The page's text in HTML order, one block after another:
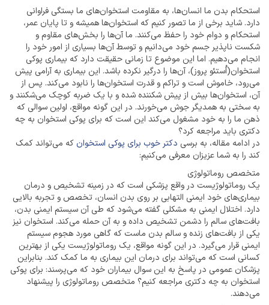
استحکام بدن ما انسان‌ها، به مقاومت استخوان‌های ما بستگی فراوانی
دارد. شاید برخی از ما تصور کنیم که استخوان‌ها همیشه و تا پایان عمر،
استحکام و دوام خود را حفظ می‌کنند. ما آن‌ها را بخش‌های مقاوم و
شکست ناپذیر جسم خود می‌دانیم و توسط آن‌ها بسیاری از امور خود را
انجام می‌دهیم. اما این موضوع تا زمانی حقیقت دارد که بیماری پوکی
استخوان(اُستئو پروز)، آن‌ها را درگیر نکرده باشد. این بیماری به آرامی پیش
می‌رود، خاموش است و تراکم و قدرت استخوان‌ها را نابود می‌کند. پس از
آن، استخوان‌ها بیش از پیش شکننده شده و با یک ضربه کوچک می‌شکنند و
به سختی به همدیگر جوش می‌خورند. در این گونه مواقع، اولین سوالی که
ذهن ما را به خود مشغول می‌کند این است که برای پوکی استخوان به چه
دکتری باید مراجعه کرد؟
در ادامه مقاله، به برسی دکتر خوب برای پوکی استخوان که می‌تواند کمک
کند را به شما عزیزان معرفی می‌کنیم:
متخصص روماتولوژی
یک روماتولوژیست در واقع پزشکی است که در زمینه تشخیص و درمان
بیماری‌های خود ایمنی التهابی بر روی بدن انسان، تخصص و تجربه بالایی
دارد. اختلال ایمنی به مشکلی گفته می‌شود که طی آن سیستم ایمنی بدن،
بافت‌های سالم را دشمن تشخیص داده و به آن حمله می‌کند. استخوان نیز
یکی از بافت‌های زنده و سالم بدن ماست که گاهی مورد هجوم سیستم
ایمنی قرار می‌گیرد. در این گونه مواقع، یک روماتولوژیست یکی از بهترین
کسانی است که می‌تواند برای درمان این بیماری به ما کمک کند. بنابراین
پزشکان عمومی در پاسخ به این سوال بیماران خود که می‌پرسند: برای پوکی
استخوان به چه دکتری مراجعه کنیم؟ متخصص روماتولوژی را پیشنهاد
می‌دهند.